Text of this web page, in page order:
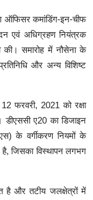
ऑफिसर कमांडिंग-इन-चीफ
एवं अधिग्रहण नियंत्रक
समारोह में नौसेना के
और अन्य विशिष्ट
फरवरी, 2021 को रक्षा
ए20 का डिजाइन
के वर्गीकरण नियमों के
है, जिसका विस्थापन लगभग
है और तटीय जलक्षेत्रों में